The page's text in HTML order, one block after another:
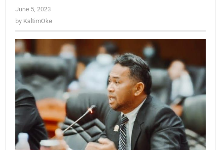
June 5, 2023
by KaltimOke